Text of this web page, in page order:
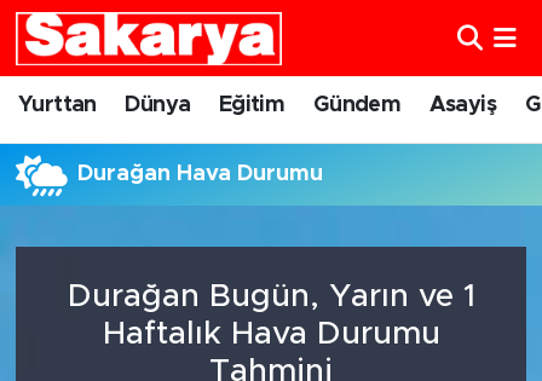
Yurttan Dünya Eğitim Gündem Asayiş
Durağan Hava Durumu
Durağan Bugün, Yarın ve 1
Haftalık Hava Durumu
Tahmini
Yurttan
Eskişehirspor
Eskişehir Nöbetçi Eczaneler
Süper Lig Puan Durumu ve Fikstür